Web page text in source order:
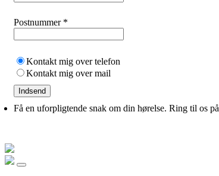
Postnummer *
Kontakt mig over telefon
Kontakt mig over mail
Indsend
Få en uforpligtende snak om din hørelse. Ring til os på